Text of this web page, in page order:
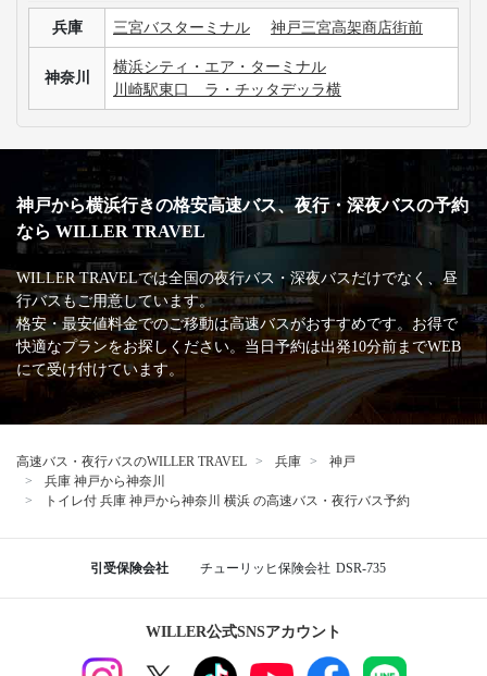
兵庫 三宮バスターミナル 神戸三宮高架商店街前
神奈川
横浜シティ・エア・ターミナル
川崎駅東口 ラ・チッタデッラ横
神戸から横浜行きの格安高速バス、夜行・深夜バスの予約
なら WILLER TRAVEL
WILLER TRAVELでは全国の夜行バス・深夜バスだけでなく、昼
行バスもご用意しています。
格安・最安値料金でのご移動は高速バスがおすすめです。お得で
快適なプランをお探しください。当日予約は出発10分前までWEB
にて受け付けています。
高速バス・夜行バスのWILLER TRAVEL 兵庫
神戸
兵庫 神戸から神奈川
トイレ付 兵庫 神戸から神奈川 横浜 の高速バス・夜行バス予約
引受保険会社 チューリッヒ保険会社 DSR-735
WILLER公式SNSアカウント